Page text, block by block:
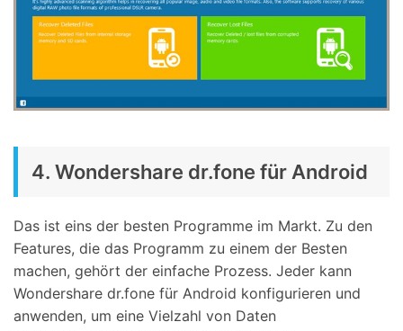
4. Wondershare dr.fone für Android
Das ist eins der besten Programme im Markt. Zu den
Features, die das Programm zu einem der Besten
machen, gehört der einfache Prozess. Jeder kann
Wondershare dr.fone für Android konfigurieren und
anwenden, um eine Vielzahl von Daten